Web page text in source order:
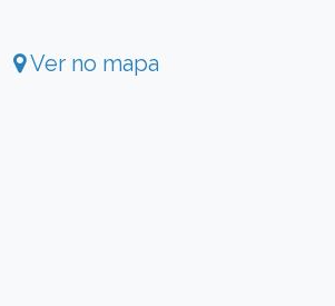
Ver no mapa